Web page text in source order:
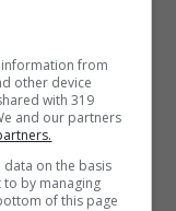
from
other device
with 319
and our partners
on the basis
to by managing
of this page